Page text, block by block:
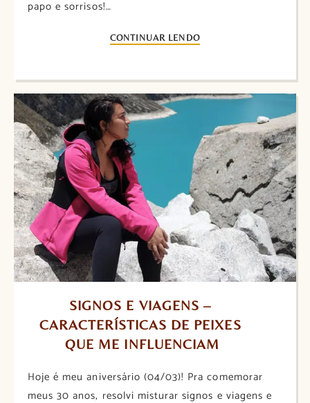
papo e sorrisos!…
CONTINUAR LENDO
SIGNOS E VIAGENS –
CARACTERÍSTICAS DE PEIXES
QUE ME INFLUENCIAM
Hoje é meu aniversário (04/03)! Pra comemorar
meus 30 anos, resolvi misturar signos e viagens e